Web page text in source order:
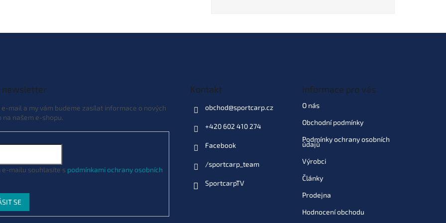
newsletter
mail a my vám budeme zasílat informace o nových
na našem e-shopu.
e-mailu souhlasíte s podmínkami ochrany osobních
SE
Kontakt
obchod@sportcarp.cz
+420 602 410 274
Facebook
/sportcarp_team
SportcarpTV
Informace pro vás
O nás
Obchodní podmínky
Podmínky ochrany osobních
údajů
Výrobci
Články
Prodejna
Hodnocení obchodu